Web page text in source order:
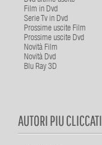
Film in Dvd
Serie Tv in Dvd
Prossime uscite Film
Prossime uscite Dvd
Novità Film
Novità Dvd
Blu Ray 3D
AUTORI PIU CLICCATI